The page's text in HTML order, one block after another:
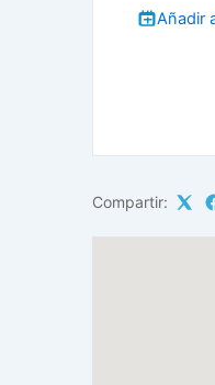
Añadir
Compartir: